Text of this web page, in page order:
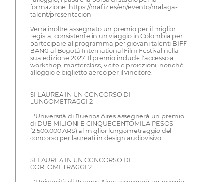
formazione. https://mafiz.es/en/evento/malaga-
talent/presentacion
Verrà inoltre assegnato un premio per il miglior
regista, consistente in un viaggio in Colombia per
partecipare al programma per giovani talenti BIFF
BANG al Bogotá International Film Festival nella
sua edizione 2027. Il premio include l'accesso a
workshop, masterclass, visite e proiezioni, nonché
alloggio e biglietto aereo per il vincitore.
SI LAUREA IN UN CONCORSO DI
LUNGOMETRAGGI 2
L'Università di Buenos Aires assegnerà un premio
di DUE MILIONI E CINQUECENTOMILA PESOS
(2.500.000 ARS) al miglior lungometraggio del
concorso per laureati in design audiovisivo.
SI LAUREA IN UN CONCORSO DI
CORTOMETRAGGI 2